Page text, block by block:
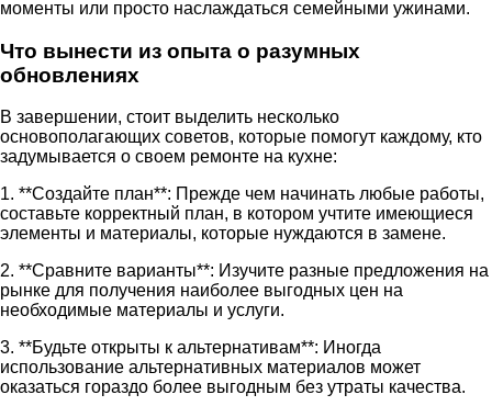
моменты или просто наслаждаться семейными ужинами.
Что вынести из опыта о разумных
обновлениях
В завершении, стоит выделить несколько
основополагающих советов, которые помогут каждому, кто
задумывается о своем ремонте на кухне:
1. **Создайте план**: Прежде чем начинать любые работы,
составьте корректный план, в котором учтите имеющиеся
элементы и материалы, которые нуждаются в замене.
2. **Сравните варианты**: Изучите разные предложения на
рынке для получения наиболее выгодных цен на
необходимые материалы и услуги.
3. **Будьте открыты к альтернативам**: Иногда
использование альтернативных материалов может
оказаться гораздо более выгодным без утраты качества.